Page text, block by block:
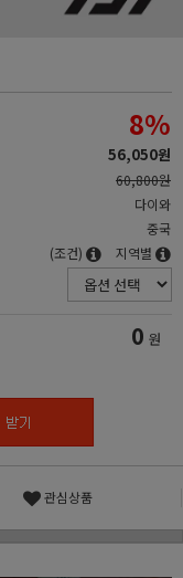
8%
56,050원
60,800원
다이와
중국
(조건) 지역별
0 원
관심상품